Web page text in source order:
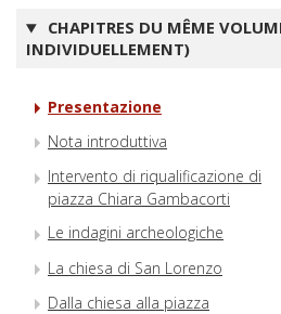
CHAPITRES DU MÊME
INDIVIDUELLEMENT)
Presentazione
Nota introduttiva
Intervento di riqualificazione di
piazza Chiara Gambacorti
Le indagini archeologiche
La chiesa di San Lorenzo
Dalla chiesa alla piazza